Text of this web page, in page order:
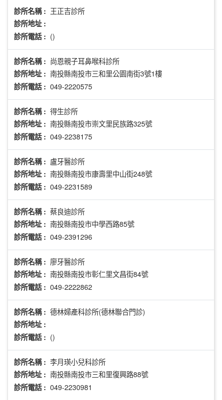
診所名稱 : 王正吉診所
診所地址 :
診所電話 : ()
診所名稱 : 尚恩親子耳鼻喉科診所
診所地址 : 南投縣南投市三和里公園南街3號1樓
診所電話 : 049-2220575
診所名稱 : 得生診所
診所地址 : 南投縣南投市崇文里民族路325號
診所電話 : 049-2238175
診所名稱 : 盧牙醫診所
診所地址 : 南投縣南投市康壽里中山街248號
診所電話 : 049-2231589
診所名稱 : 蔡良迪診所
診所地址 : 南投縣南投市中學西路85號
診所電話 : 049-2391296
診所名稱 : 廖牙醫診所
診所地址 : 南投縣南投市彰仁里文昌街84號
診所電話 : 049-2222862
診所名稱 : 德林婦產科診所(德林聯合門診)
診所地址 :
診所電話 : ()
診所名稱 : 李月瑛小兒科診所
診所地址 : 南投縣南投市三和里復興路88號
診所電話 : 049-2230981